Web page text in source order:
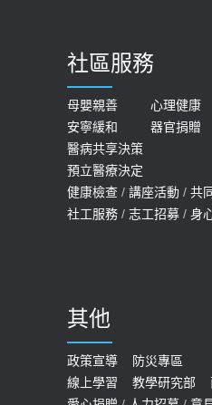
2026-05-21
女性必看國健署公費
查完全免費 沒做虧大
2026-05-14
膝蓋退化有9大部位
一定得換人工關節
2019-10-08
20歲迪士尼男星因
孩最好發、醫師點出
2019-07-09
預約
2022-01-07
社區服務
母嬰親善
心理健康
安寧緩和
器官捐贈
醫病共享決策
預立醫療決定
健康檢查 / 講座活動 / 共
社工服務 / 志工招募 / 身
其他
政策宣導
防災專區
線上學習
教學研究部